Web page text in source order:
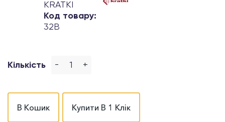
KRATKI
Код товару:
32B
Кількість - +
В Кошик Купити В 1 Клік